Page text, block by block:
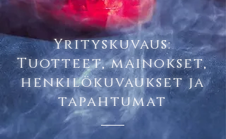
Yrityskuvaus:
Tuotteet, mainokset,
henkilökuvaukset ja
tapahtumat